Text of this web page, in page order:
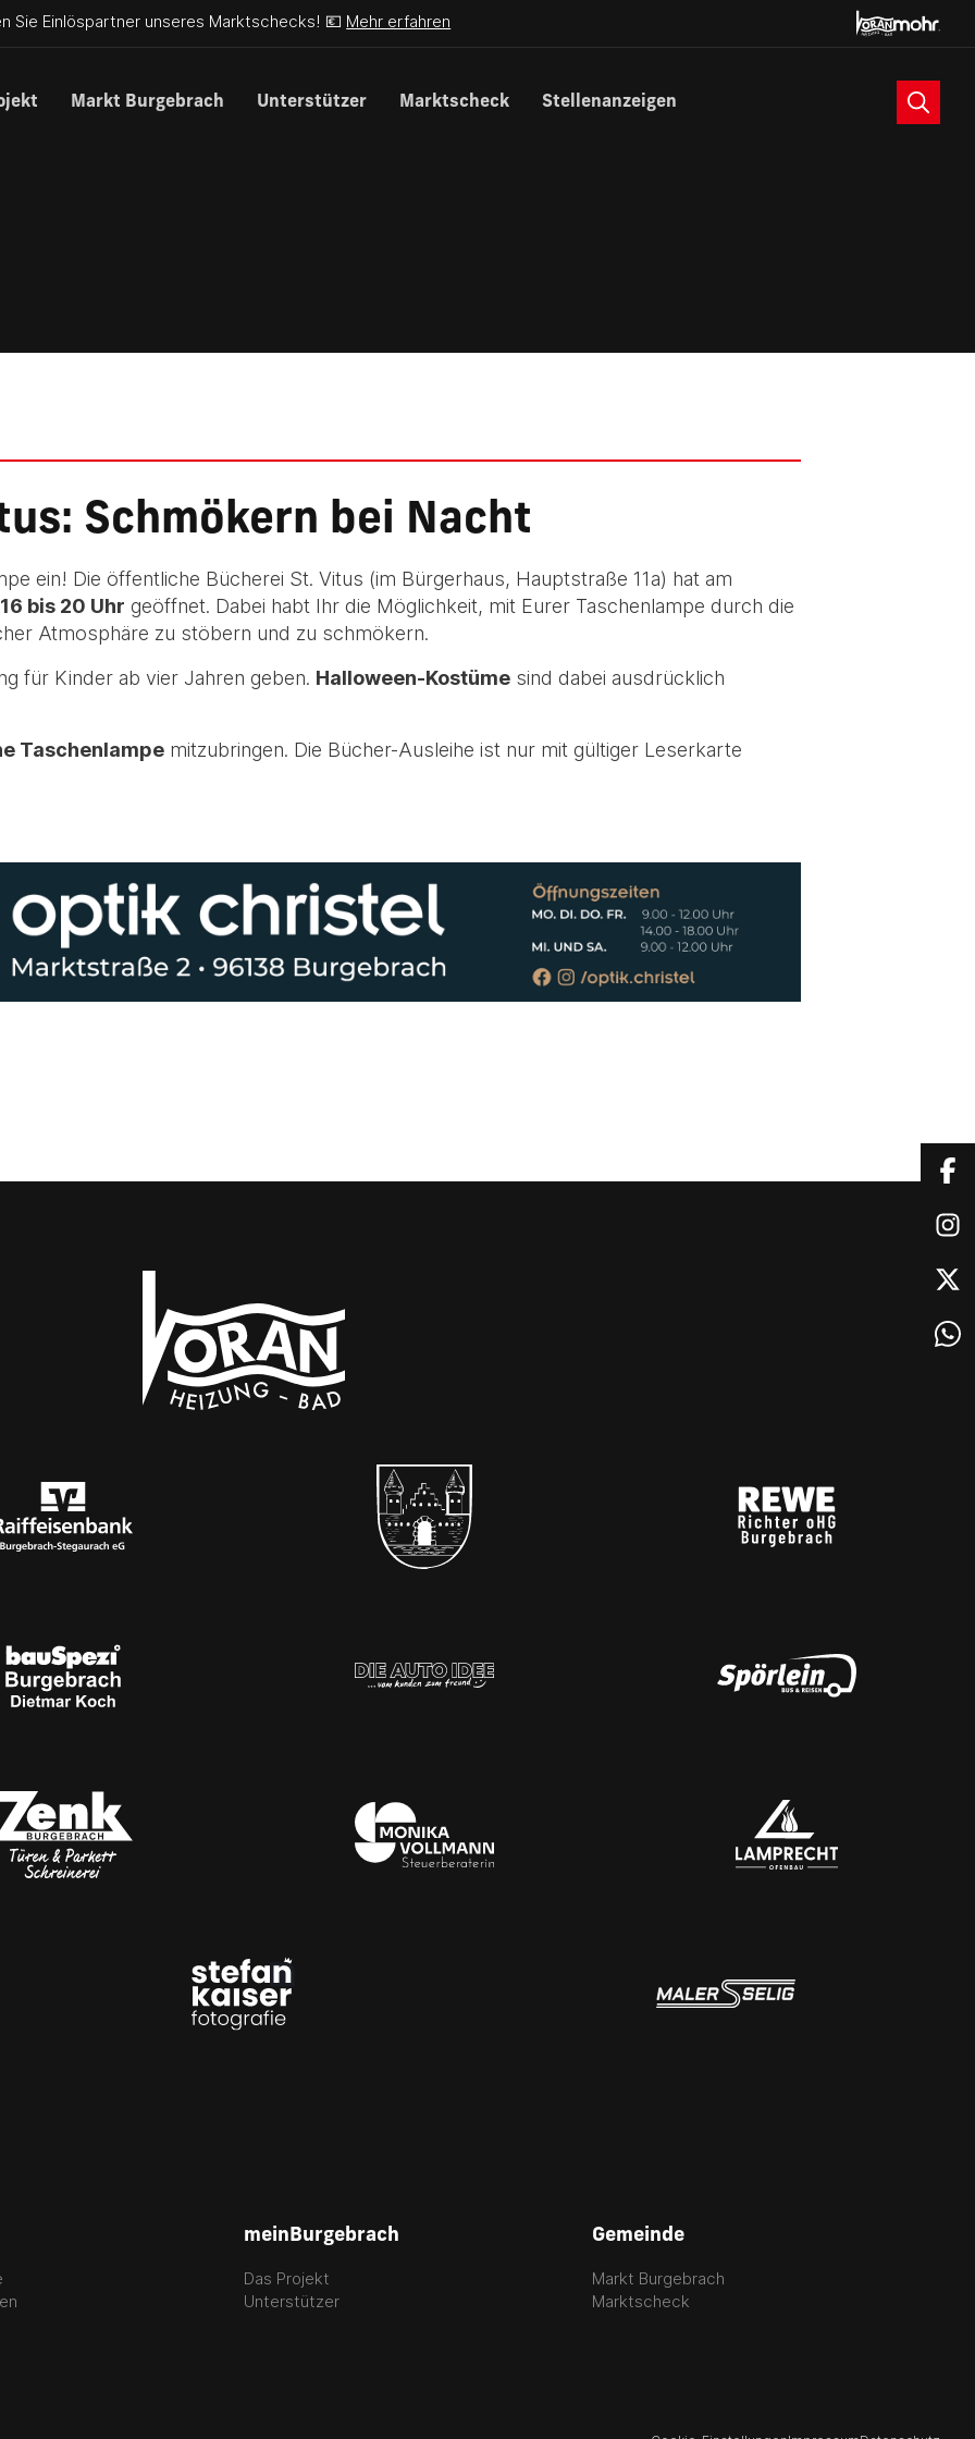
Sie Einlöspartner unseres Marktschecks! 💶 Mehr erfahren
Markt Burgebrach Unterstützer Marktscheck Stellenanzeigen Suche
Schmökern bei Nacht
ein! Die öffentliche Bücherei St. Vitus (im Bürgerhaus, Hauptstraße 11a) hat am
bis 20 Uhr geöffnet. Dabei habt Ihr die Möglichkeit, mit Eurer Taschenlampe durch die
Atmosphäre zu stöbern und zu schmökern.
für Kinder ab vier Jahren geben. Halloween-Kostüme sind dabei ausdrücklich
Taschenlampe mitzubringen. Die Bücher-Ausleihe ist nur mit gültiger Leserkarte
meinBurgebrach
Das Projekt
Unterstützer
Gemeinde
Markt Burgebrach
Marktscheck